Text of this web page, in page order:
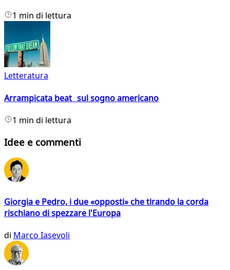
1 min di lettura
Letteratura
Arrampicata beat sul sogno americano
1 min di lettura
Idee e commenti
Giorgia e Pedro, i due «opposti» che tirando la corda
rischiano di spezzare l'Europa
di Marco Iasevoli